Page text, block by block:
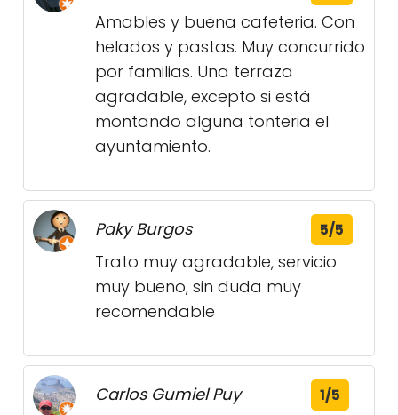
Amables y buena cafeteria. Con
helados y pastas. Muy concurrido
por familias. Una terraza
agradable, excepto si está
montando alguna tonteria el
ayuntamiento.
Paky Burgos 5/5
Trato muy agradable, servicio
muy bueno, sin duda muy
recomendable
Carlos Gumiel Puy 1/5